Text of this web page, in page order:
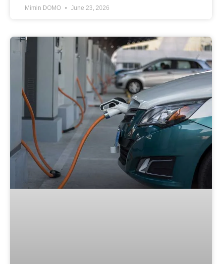
Mimin DOMO June 23, 2026